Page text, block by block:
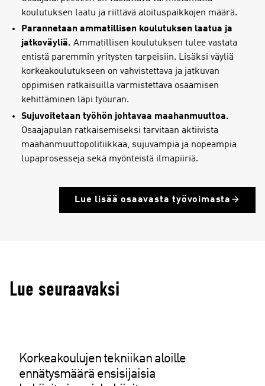
koulutuksen laatu ja riittävä aloituspaikkojen määrä.
Parannetaan ammatillisen koulutuksen laatua ja
jatkoväyliä. Ammatillisen koulutuksen tulee vastata
entistä paremmin yritysten tarpeisiin. Lisäksi väyliä
korkeakoulutukseen on vahvistettava ja jatkuvan
oppimisen ratkaisuilla varmistettava osaamisen
kehittäminen läpi työuran.
Sujuvoitetaan työhön johtavaa maahanmuuttoa.
Osaajapulan ratkaisemiseksi tarvitaan aktiivista
maahanmuuttopolitiikkaa, sujuvampia ja nopeampia
lupaprosesseja sekä myönteistä ilmapiiriä.
Lue lisää osaavasta työvoimasta
Lue seuraavaksi
Korkeakoulujen tekniikan aloille
ennätysmäärä ensisijaisia